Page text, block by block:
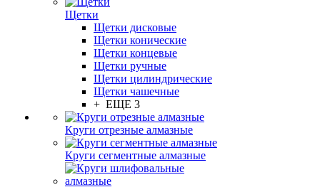
Щетки
Щетки дисковые
Щетки конические
Щетки концевые
Щетки ручные
Щетки цилиндрические
Щетки чашечные
+ ЕЩЕ 3
Круги отрезные алмазные
Круги сегментные алмазные